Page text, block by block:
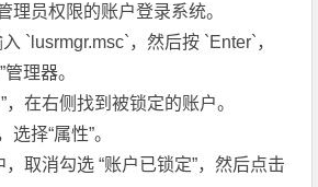
理员权限的账户登录系统。
`lusrmgr.msc`，然后按 `Enter`，
理器。
，在右侧找到被锁定的账户。
择“属性”。
，取消勾选 “账户已锁定”，然后点击